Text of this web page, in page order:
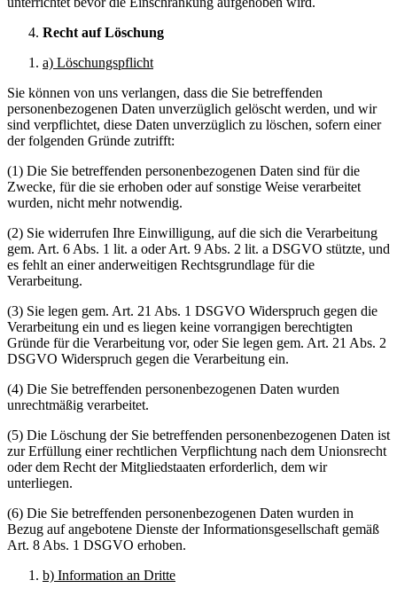
Recht auf Löschung
a) Löschungspflicht
Sie können von uns verlangen, dass die Sie betreffenden
personenbezogenen Daten unverzüglich gelöscht werden, und wir
sind verpflichtet, diese Daten unverzüglich zu löschen, sofern einer
der folgenden Gründe zutrifft:
(1) Die Sie betreffenden personenbezogenen Daten sind für die
Zwecke, für die sie erhoben oder auf sonstige Weise verarbeitet
wurden, nicht mehr notwendig.
(2) Sie widerrufen Ihre Einwilligung, auf die sich die Verarbeitung
gem. Art. 6 Abs. 1 lit. a oder Art. 9 Abs. 2 lit. a DSGVO stützte, und
es fehlt an einer anderweitigen Rechtsgrundlage für die
Verarbeitung.
(3) Sie legen gem. Art. 21 Abs. 1 DSGVO Widerspruch gegen die
Verarbeitung ein und es liegen keine vorrangigen berechtigten
Gründe für die Verarbeitung vor, oder Sie legen gem. Art. 21 Abs. 2
DSGVO Widerspruch gegen die Verarbeitung ein.
(4) Die Sie betreffenden personenbezogenen Daten wurden
unrechtmäßig verarbeitet.
(5) Die Löschung der Sie betreffenden personenbezogenen Daten ist
zur Erfüllung einer rechtlichen Verpflichtung nach dem Unionsrecht
oder dem Recht der Mitgliedstaaten erforderlich, dem wir
unterliegen.
(6) Die Sie betreffenden personenbezogenen Daten wurden in
Bezug auf angebotene Dienste der Informationsgesellschaft gemäß
Art. 8 Abs. 1 DSGVO erhoben.
b) Information an Dritte